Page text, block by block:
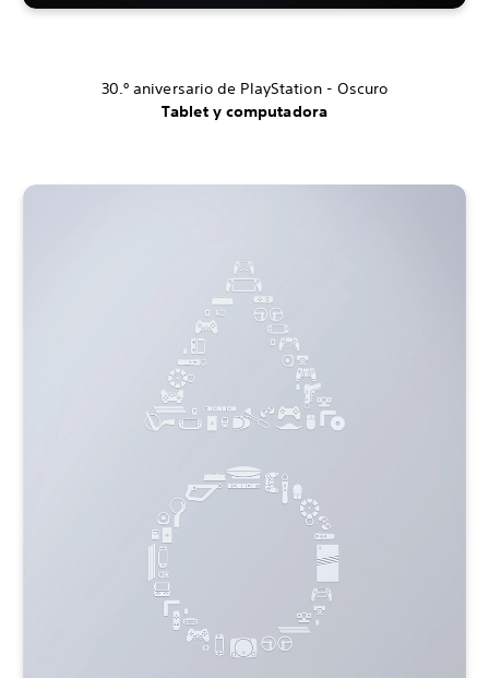
30.º aniversario de PlayStation - Oscuro
Tablet y computadora